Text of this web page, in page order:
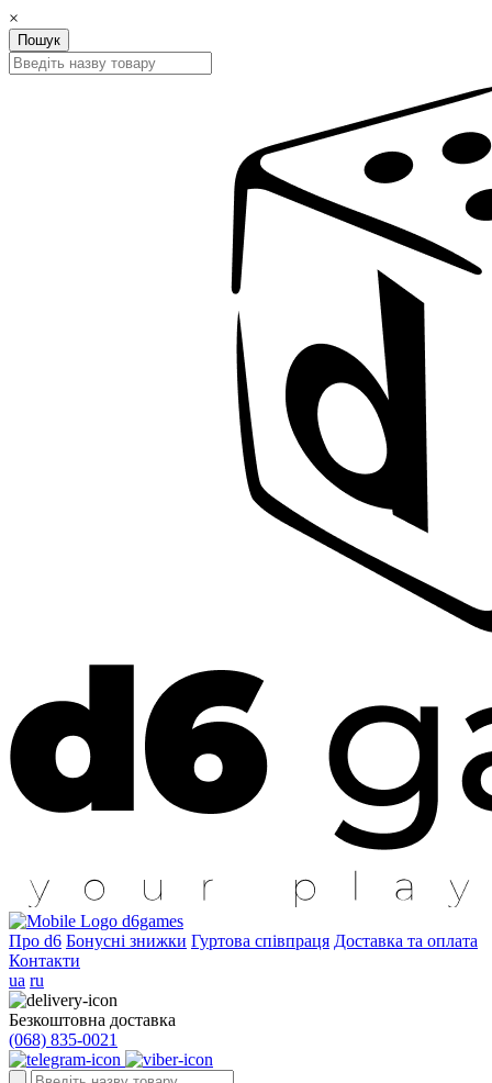
×
Пошук
d6games
Про d6 Бонусні знижки Гуртова співпраця Доставка та оплата
Контакти
ua ru
Безкоштовна доставка
(068) 835-0021